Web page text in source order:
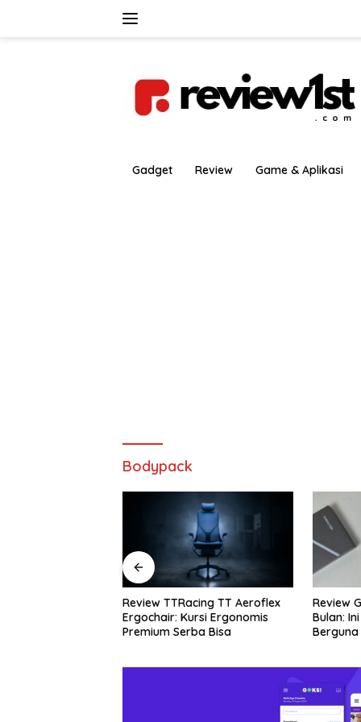
Gadget Review Game & Aplikasi
Bodypack
Review Galaxy S26+ Setelah 4
Bulan: Ini Fitur AI yang Paling
Berguna
Review
Terbaik